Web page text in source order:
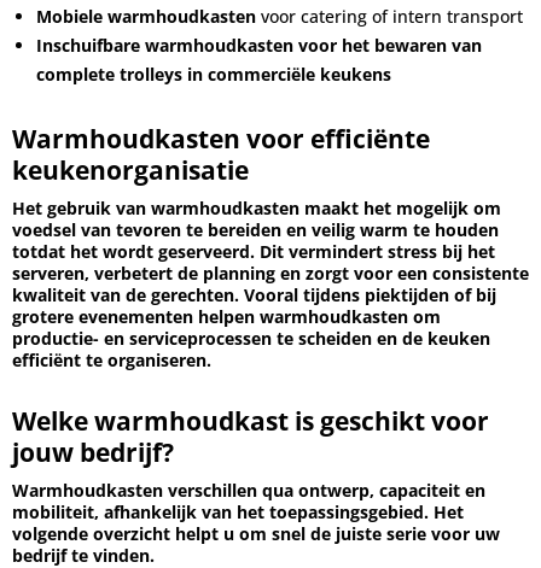
Mobiele warmhoudkasten voor catering of intern transport
Inschuifbare warmhoudkasten voor het bewaren van
complete trolleys in commerciële keukens
Warmhoudkasten voor efficiënte
keukenorganisatie
Het gebruik van warmhoudkasten maakt het mogelijk om
voedsel van tevoren te bereiden en veilig warm te houden
totdat het wordt geserveerd. Dit vermindert stress bij het
serveren, verbetert de planning en zorgt voor een consistente
kwaliteit van de gerechten. Vooral tijdens piektijden of bij
grotere evenementen helpen warmhoudkasten om
productie- en serviceprocessen te scheiden en de keuken
efficiënt te organiseren.
Welke warmhoudkast is geschikt voor
jouw bedrijf?
Warmhoudkasten verschillen qua ontwerp, capaciteit en
mobiliteit, afhankelijk van het toepassingsgebied. Het
volgende overzicht helpt u om snel de juiste serie voor uw
bedrijf te vinden.